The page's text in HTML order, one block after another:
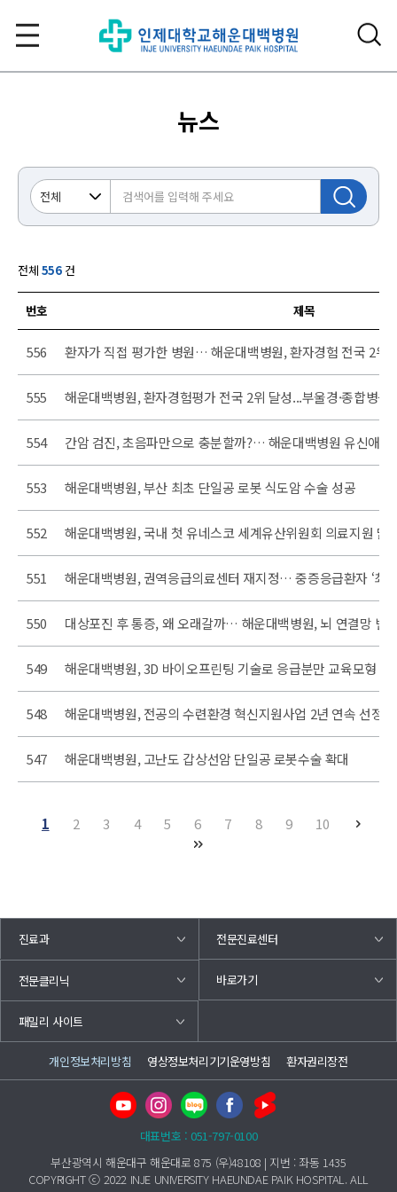
뉴스
전체 556건
번호 제목
556 환자가 직접 평가한 병원… 해운대백병원, 환자경험 전국 2위
555 해운대백병원, 환자경험평가 전국 2위 달성...부울경·종합병원
554 간암 검진, 초음파만으로 충분할까?… 해운대백병원 유신애
553 해운대백병원, 부산 최초 단일공 로봇 식도암 수술 성공
552 해운대백병원, 국내 첫 유네스코 세계유산위원회 의료지원 맡
551 해운대백병원, 권역응급의료센터 재지정… 중증응급환자 ‘최
550 대상포진 후 통증, 왜 오래갈까… 해운대백병원, 뇌 연결망 변
549 해운대백병원, 3D 바이오프린팅 기술로 응급분만 교육모형 개
548 해운대백병원, 전공의 수련환경 혁신지원사업 2년 연속 선정
547 해운대백병원, 고난도 갑상선암 단일공 로봇수술 확대
1 2 3 4 5 6 7 8 9 10
진료과 전문진료센터
전문클리닉 바로가기
패밀리 사이트
개인정보처리방침 영상정보처리기기운영방침 환자권리장전
대표번호 : 051-797-0100
부산광역시 해운대구 해운대로 875 (우)48108 | 지번 : 좌동 1435
COPYRIGHT ⓒ 2022 INJE UNIVERSITY HAEUNDAE PAIK HOSPITAL. ALL